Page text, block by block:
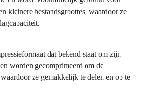
kleinere bestandsgroottes, waardoor ze
dat bekend staat om zijn
worden gecomprimeerd om de
ze gemakkelijk te delen en op te